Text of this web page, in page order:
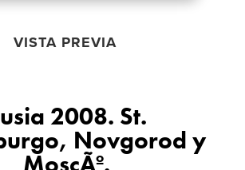
VISTA PREVIA
2008. St.
Novgorod y